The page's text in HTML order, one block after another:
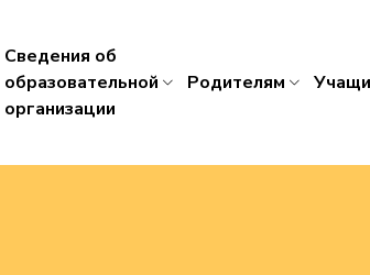
Сведения об
образовательной
организации
Родителям